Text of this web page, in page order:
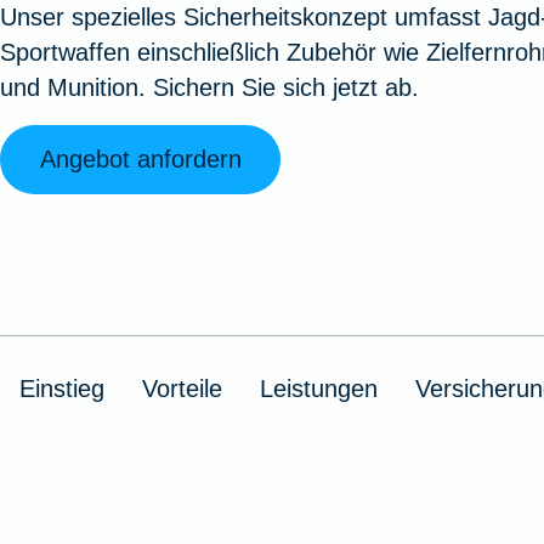
Oldtimerversicherung
Zur Produktübersicht
Rundum-
Jagd- und
Augenzusatzversicherung
Zur Produktübersicht
Zur
Vermögensschadenversicherung
Spezialversicherungen
Zur Serviceübersicht
Unser spezielles Sicherheitskonzept umfasst
Sportwaffen einschließlich Zubehör wie
und Munition. Sichern Sie sich jetzt ab.
Angebot anfordern
Einstieg Vorteile Leistungen